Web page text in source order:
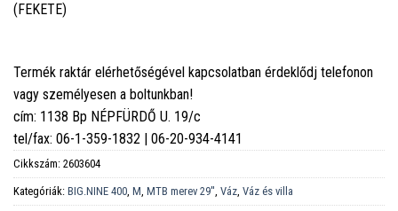
(FEKETE)
Termék raktár elérhetőségével kapcsolatban érdeklődj telefonon
vagy személyesen a boltunkban!
cím: 1138 Bp NÉPFÜRDŐ U. 19/c
tel/fax: 06-1-359-1832 | 06-20-934-4141
Cikkszám: 2603604
Kategóriák: BIG.NINE 400, M, MTB merev 29'', Váz, Váz és villa